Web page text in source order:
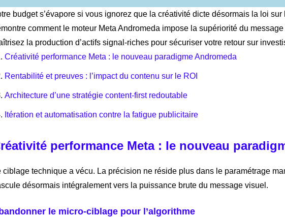
budget s’évapore si vous ignorez que la créativité dicte désormais la loi
comment le moteur Meta Andromeda impose la supériorité du
la production d’actifs signal-riches pour sécuriser votre retour sur
Créativité performance Meta : le nouveau paradigme Andromeda
Rentabilité et preuves : l’impact du contenu sur le ROI
Architecture d’une stratégie content-first redoutable
Itération et automatisation contre la fatigue publicitaire
performance Meta : le nouveau
ciblage technique a vécu. La précision ne réside plus dans le paramétrage
désormais intégralement vers la puissance brute du message visuel.
le micro-ciblage pour l’algorithme